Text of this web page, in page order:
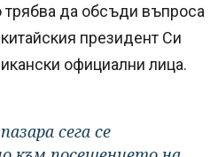
да обсъди въпроса
президент Си
официални лица.
сега се